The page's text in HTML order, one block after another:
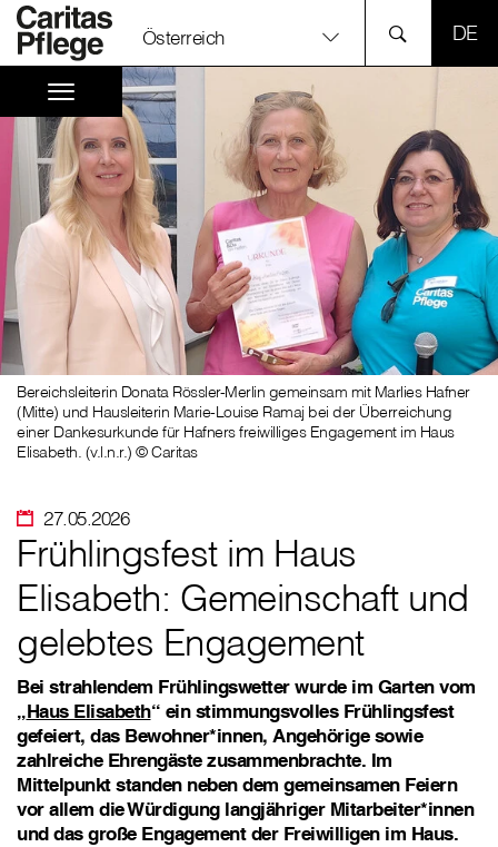
Österreich
27.05.2026
Bereichsleiterin Donata Rössler-Merlin gemeinsam mit Marlies Hafner
(Mitte) und Hausleiterin Marie-Louise Ramaj bei der Überreichung
einer Dankesurkunde für Hafners freiwilliges Engagement im Haus
Elisabeth. (v.l.n.r.) © Caritas
Frühlingsfest im Haus
Elisabeth: Gemeinschaft und
gelebtes Engagement
Bei strahlendem Frühlingswetter wurde im Garten vom
„Haus Elisabeth“ ein stimmungsvolles Frühlingsfest
gefeiert, das Bewohner*innen, Angehörige sowie
zahlreiche Ehrengäste zusammenbrachte. Im
Mittelpunkt standen neben dem gemeinsamen Feiern
vor allem die Würdigung langjähriger Mitarbeiter*innen
und das große Engagement der Freiwilligen im Haus.